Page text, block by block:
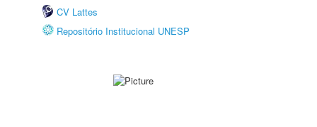
CV Lattes
Repositório Institucional UNESP